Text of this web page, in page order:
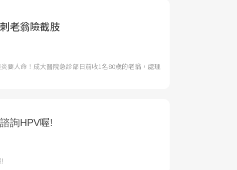
老翁險截肢
要人命！成大醫院急診部日前收1名80歲的老翁，處理